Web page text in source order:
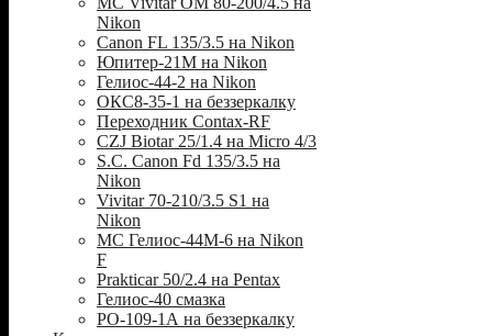
Nikon
Canon FL 135/3.5 на Nikon
Юпитер-21М на Nikon
Гелиос-44-2 на Nikon
ОКС8-35-1 на беззеркалку
Переходник Contax-RF
CZJ Biotar 25/1.4 на Micro 4/3
S.C. Canon Fd 135/3.5 на
Nikon
Vivitar 70-210/3.5 S1 на
Nikon
МС Гелиос-44М-6 на Nikon
F
Prakticar 50/2.4 на Pentax
Гелиос-40 смазка
РО-109-1А на беззеркалку